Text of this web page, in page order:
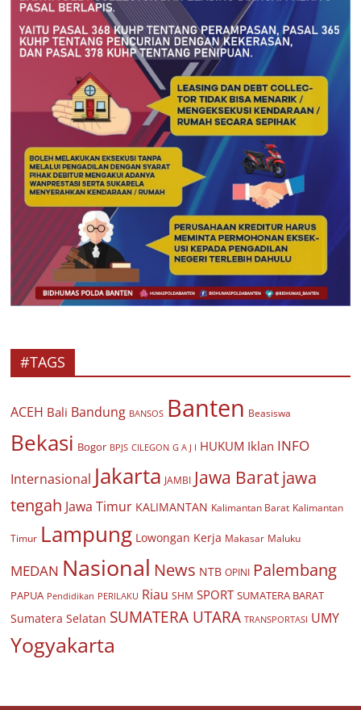
#TAGS
ACEH Bali Bandung BANSOS Banten Beasiswa
Bekasi Bogor BPJS CILEGON G A J I HUKUM Iklan INFO
Internasional Jakarta JAMBI Jawa Baratjawa
tengah Jawa Timur KALIMANTAN Kalimantan Barat Kalimantan
Timur Lampung Lowongan Kerja Makasar Maluku
MEDAN Nasional News NTB OPINI Palembang
PAPUA Pendidikan PERILAKU Riau SHM SPORT SUMATERA BARAT
Sumatera Selatan SUMATERA UTARA TRANSPORTASI UMY
Yogyakarta